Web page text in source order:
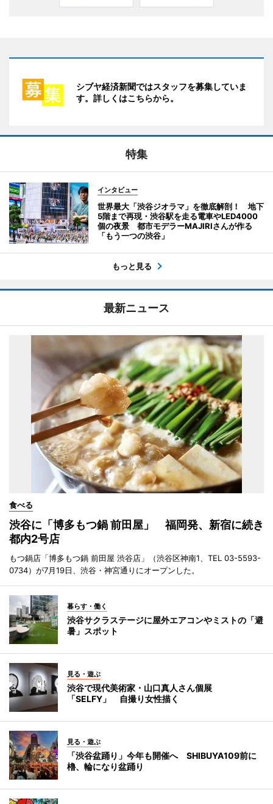
シブヤ経済新聞ではスタッフを募集していま
す。詳しくはこちらから。
特集
インタビュー
世界最大「渋谷ジオラマ」を徹底解剖！ 地下
5階まで再現・渋谷駅を走る電車やLED4000
個の夜景 都市モデラーMAJIRIさんが作る
「もう一つの渋谷」
もっと見る
最新ニュース
食べる
渋谷に「博多もつ鍋 前田屋」 福岡発、新宿に続き
都内2号店
もつ鍋店「博多もつ鍋 前田屋 渋谷店」（渋谷区神南1、TEL 03-5593-
0734）が7月19日、渋谷・神宮通りにオープンした。
暮らす・働く
渋谷サクラステージに屋外エアコンやミストの「避
暑」スポット
見る・遊ぶ
渋谷で現代美術家・山口真人さん個展
「SELFY」 自撮り女性描く
見る・遊ぶ
「渋谷盆踊り」今年も開催へ SHIBUYA109前に
櫓、輪になり盆踊り